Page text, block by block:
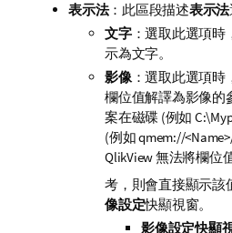
表示法：此區段描述表示法
文字：選取此選項時
示為文字。
影像：選取此選項時
欄位值解譯為影像的
案在磁碟 (例如
(例如 qmem://
QlikView 無法將欄位
考，則會直接顯示該
像設定快顯視窗。
影像設定快顯